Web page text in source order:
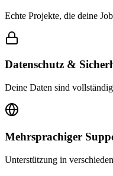
Echte Projekte, die deine
Datenschutz &
Deine Daten sind
Mehrsprachiger
Unterstützung in